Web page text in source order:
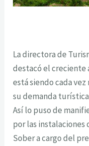
La directora de
destacó el creciente
está siendo cada
su demanda
Así lo puso de
por las instalaciones
Sober a cargo del